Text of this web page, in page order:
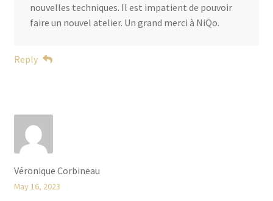
nouvelles techniques. Il est impatient de pouvoir
faire un nouvel atelier. Un grand merci à NiQo.
Reply
Véronique Corbineau
May 16, 2023